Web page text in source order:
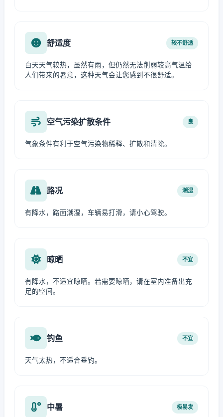
舒适度 较不舒适
白天天气较热，虽然有雨，但仍然无法削弱较高气温给
人们带来的暑意，这种天气会让您感到不很舒适。
空气污染扩散条件 良
气象条件有利于空气污染物稀释、扩散和清除。
路况 潮湿
有降水，路面潮湿，车辆易打滑，请小心驾驶。
晾晒 不宜
有降水，不适宜晾晒。若需要晾晒，请在室内准备出充
足的空间。
钓鱼 不宜
天气太热，不适合垂钓。
中暑 极易发